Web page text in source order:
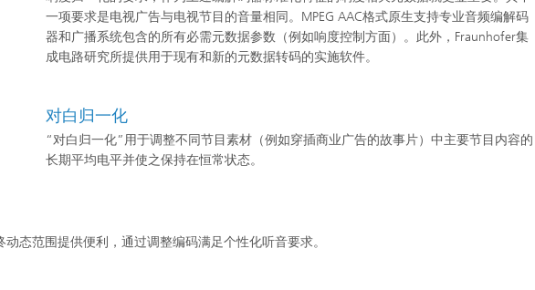
一项要求是电视广告与电视节目的音量相同。MPEG AAC格式原生支持专业音频编解码
器和广播系统包含的所有必需元数据参数（例如响度控制方面）。此外，Fraunhofer集
成电路研究所提供用于现有和新的元数据转码的实施软件。
对白归一化
“对白归一化”用于调整不同节目素材（例如穿插商业广告的故事片）中主要节目内容的
长期平均电平并使之保持在恒常状态。
态范围提供便利，通过调整编码满足个性化听音要求。